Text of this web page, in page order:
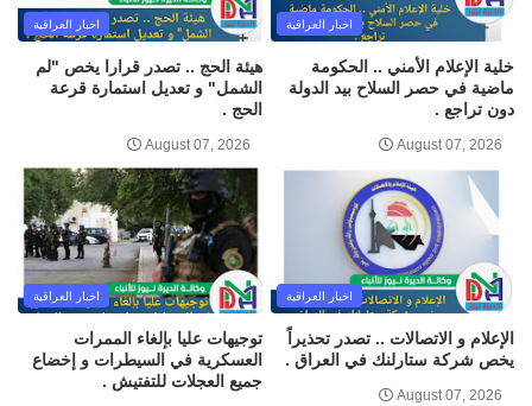
اخبار العراقية
خلية الإعلام الأمني .. الحكومة
ماضية في حصر السلاح بيد الدولة
دون تراجع .
August 07, 2026
اخبار العراقية
هيئة الحج .. تصدر قرارا يخص "لم
الشمل" و تعديل استمارة قرعة
الحج .
August 07, 2026
اخبار العراقية
الإعلام و الاتصالات .. تصدر تحذيراً
يخص شركة ستارلنك في العراق .
August 07, 2026
اخبار العراقية
توجيهات عليا بإلغاء الممرات
العسكرية في السيطرات و إخضاع
جميع العجلات للتفتيش .